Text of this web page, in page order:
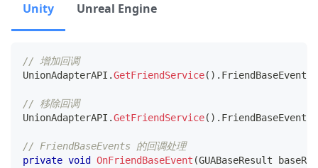
Unity Unreal Engine
// 增加回调
UnionAdapterAPI .GetFriendService( ) . FriendBaseEvents
// 移除回调
UnionAdapterAPI .GetFriendService( ) . FriendBaseEvents
// FriendBaseEvents 的回调处理
private void OnFriendBaseEvent (GUABaseResult baseRet